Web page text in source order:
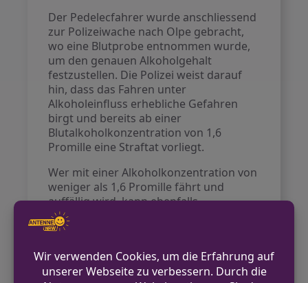
Der Pedelecfahrer wurde anschliessend
zur Polizeiwache nach Olpe gebracht,
wo eine Blutprobe entnommen wurde,
um den genauen Alkoholgehalt
festzustellen. Die Polizei weist darauf
hin, dass das Fahren unter
Alkoholeinfluss erhebliche Gefahren
birgt und bereits ab einer
Blutalkoholkonzentration von 1,6
Promille eine Straftat vorliegt.
Wer mit einer Alkoholkonzentration von
weniger als 1,6 Promille fährt und
auffällig wird, kann ebenfalls
strafrechtlich verfolgt werden. Neben
der Blutentnahme können Geldstrafen
Flensburg die Folge sein. Bei
schwereren Vorfällen kann sogar eine